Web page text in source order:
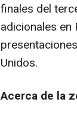
finales del
adicionales en
Unidos.
Acerca de la